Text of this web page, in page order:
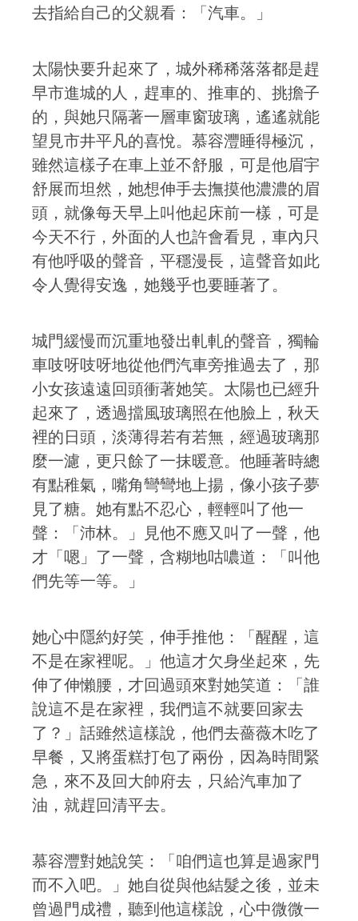
去指給自己的父親看：「汽車。」
太陽快要升起來了，城外稀稀落落都是趕
早市進城的人，趕車的、推車的、挑擔子
的，與她只隔著一層車窗玻璃，遙遙就能
望見市井平凡的喜悅。慕容灃睡得極沉，
雖然這樣子在車上並不舒服，可是他眉宇
舒展而坦然，她想伸手去撫摸他濃濃的眉
頭，就像每天早上叫他起床前一樣，可是
今天不行，外面的人也許會看見，車內只
有他呼吸的聲音，平穩漫長，這聲音如此
令人覺得安逸，她幾乎也要睡著了。
城門緩慢而沉重地發出軋軋的聲音，獨輪
車吱呀吱呀地從他們汽車旁推過去了，那
小女孩遠遠回頭衝著她笑。太陽也已經升
起來了，透過擋風玻璃照在他臉上，秋天
裡的日頭，淡薄得若有若無，經過玻璃那
麼一濾，更只餘了一抹暖意。他睡著時總
有點稚氣，嘴角彎彎地上揚，像小孩子夢
見了糖。她有點不忍心，輕輕叫了他一
聲：「沛林。」見他不應又叫了一聲，他
才「嗯」了一聲，含糊地咕噥道：「叫他
們先等一等。」
她心中隱約好笑，伸手推他：「醒醒，這
不是在家裡呢。」他這才欠身坐起來，先
伸了伸懶腰，才回過頭來對她笑道：「誰
說這不是在家裡，我們這不就要回家去
了？」話雖然這樣說，他們去薔薇木吃了
早餐，又將蛋糕打包了兩份，因為時間緊
急，來不及回大帥府去，只給汽車加了
油，就趕回清平去。
慕容灃對她說笑：「咱們這也算是過家門
而不入吧。」她自從與他結髮之後，並未
曾過門成禮，聽到他這樣說，心中微微一